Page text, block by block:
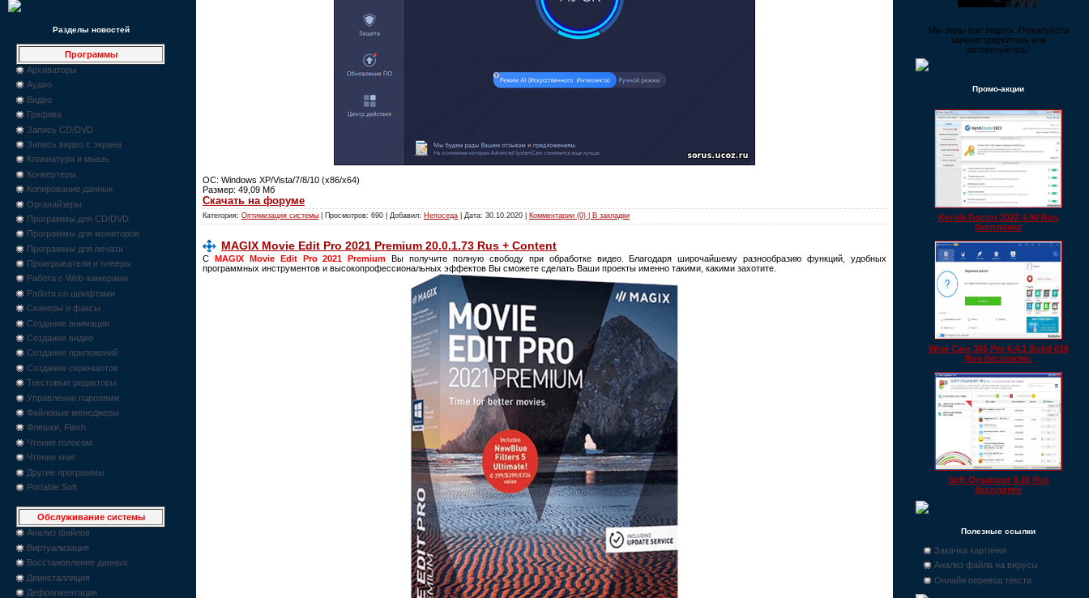
Разделы новостей
Программы
Архиваторы
Аудио
Видео
Графика
Запись CD/DVD
Запись видео с экрана
Клавиатура и мышь
Конвертеры
Копирование данных
Органайзеры
Программы для CD/DVD
Программы для мониторов
Программы для печати
Проигрыватели и плееры
Работа с Web-камерами
Работа со шрифтами
Сканеры и факсы
Создание анимации
Создание видео
Создание приложений
Создание скриншотов
Текстовые редакторы
Управление паролями
Файловые менеджеры
Флешки, Flash
Чтение голосом
Чтение книг
Другие программы
Portable Soft
Обслуживание системы
Анализ файлов
Виртуализация
Восстановление данных
Деинсталляция
Дефрагментация
ОС: Windows XP/Vista/7/8/10 (x86/x64)
Размер: 49,09 Мб
Скачать на форуме
Категория: Оптимизация системы | Просмотров: 690 | Добавил: Непоседа | Дата: 30.10.2020 Комментарии (0) | В закладки
MAGIX Movie Edit Pro 2021 Premium 20.0.1.73 Rus + Content
С MAGIX Movie Edit Pro 2021 Premium Вы получите полную свободу при обработке видео. Благодаря широчайшему разнообразию функций, удобных
программных инструментов и высокопрофессиональных эффектов Вы сможете сделать Ваши проекты именно такими, какими захотите.
Мы рады вас видеть. Пожалуйста
зарегистрируйтесь или
авторизуйтесь!
Промо-акции
Kerish Doctor 2022 4.90 Rus
бесплатно
Wise Care 365 Pro 6.4.1 Build 618
Rus бесплатно
Soft Organizer 9.20 Rus
бесплатно
Полезные ссылки
Закачка картинки
Анализ файла на вирусы
Онлайн перевод текста